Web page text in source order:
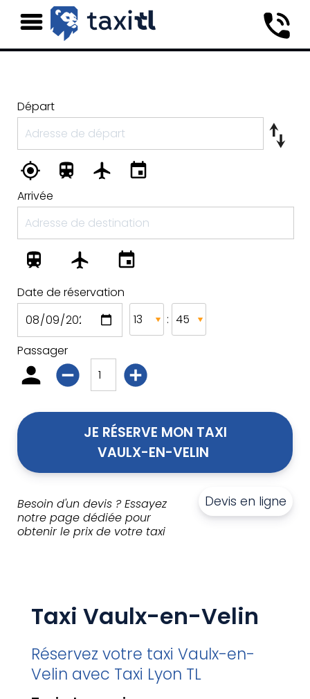
Départ
Arrivée
Date de réservation
:
Passager
JE RÉSERVE MON TAXI
Besoin d'un devis ? Essayez
notre page dédiée pour
obtenir le prix de votre taxi
Devis en ligne
Taxi Vaulx-en-Velin
Réservez votre taxi Vaulx-en-
Velin avec Taxi Lyon TL